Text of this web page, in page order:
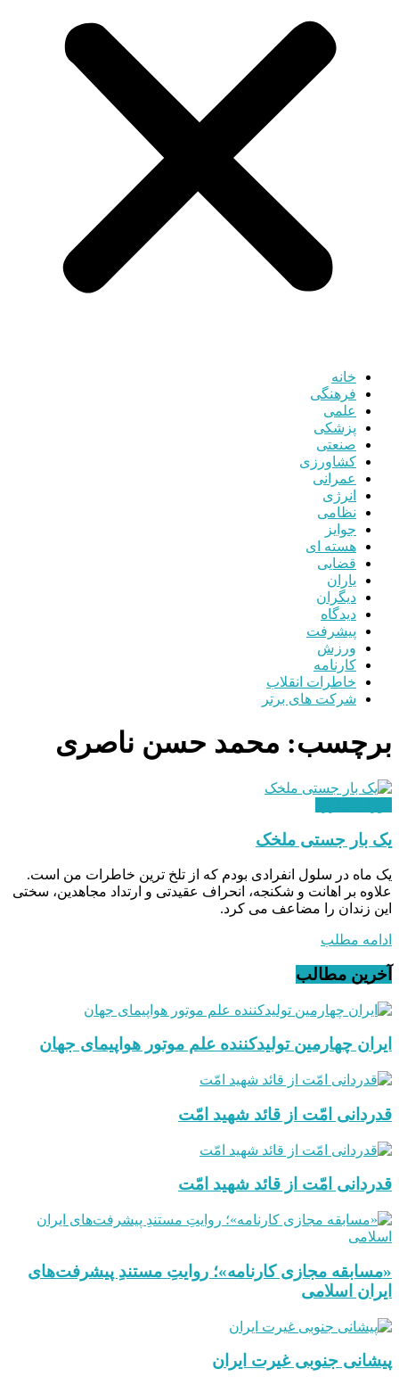
خانه
فرهنگی
علمی
پزشکی
صنعتی
کشاورزی
عمرانی
انرژی
نظامی
جوایز
هسته ای
قضایی
یاران
دیگران
دیدگاه
پیشرفت
ورزش
کارنامه
خاطرات انقلاب
شرکت های برتر
برچسب: محمد حسن ناصری
یک بار جستی ملخک
یک ماه در سلول انفرادی بودم که از تلخ ترین خاطرات من است.
علاوه بر اهانت و شکنجه، انحراف عقیدتی و ارتداد مجاهدین، سختی
این زندان را مضاعف می کرد.
ادامه مطلب
آخرین مطالب
ایران چهارمین تولیدکننده علم موتور هواپیمای جهان
قدردانی امّت از قائد شهید امّت
قدردانی امّت از قائد شهید امّت
«مسابقه مجازی کارنامه»؛ روایتِ مستندِ پیشرفت‌های
ایران اسلامی
پیشانی جنوبی غیرت ایران